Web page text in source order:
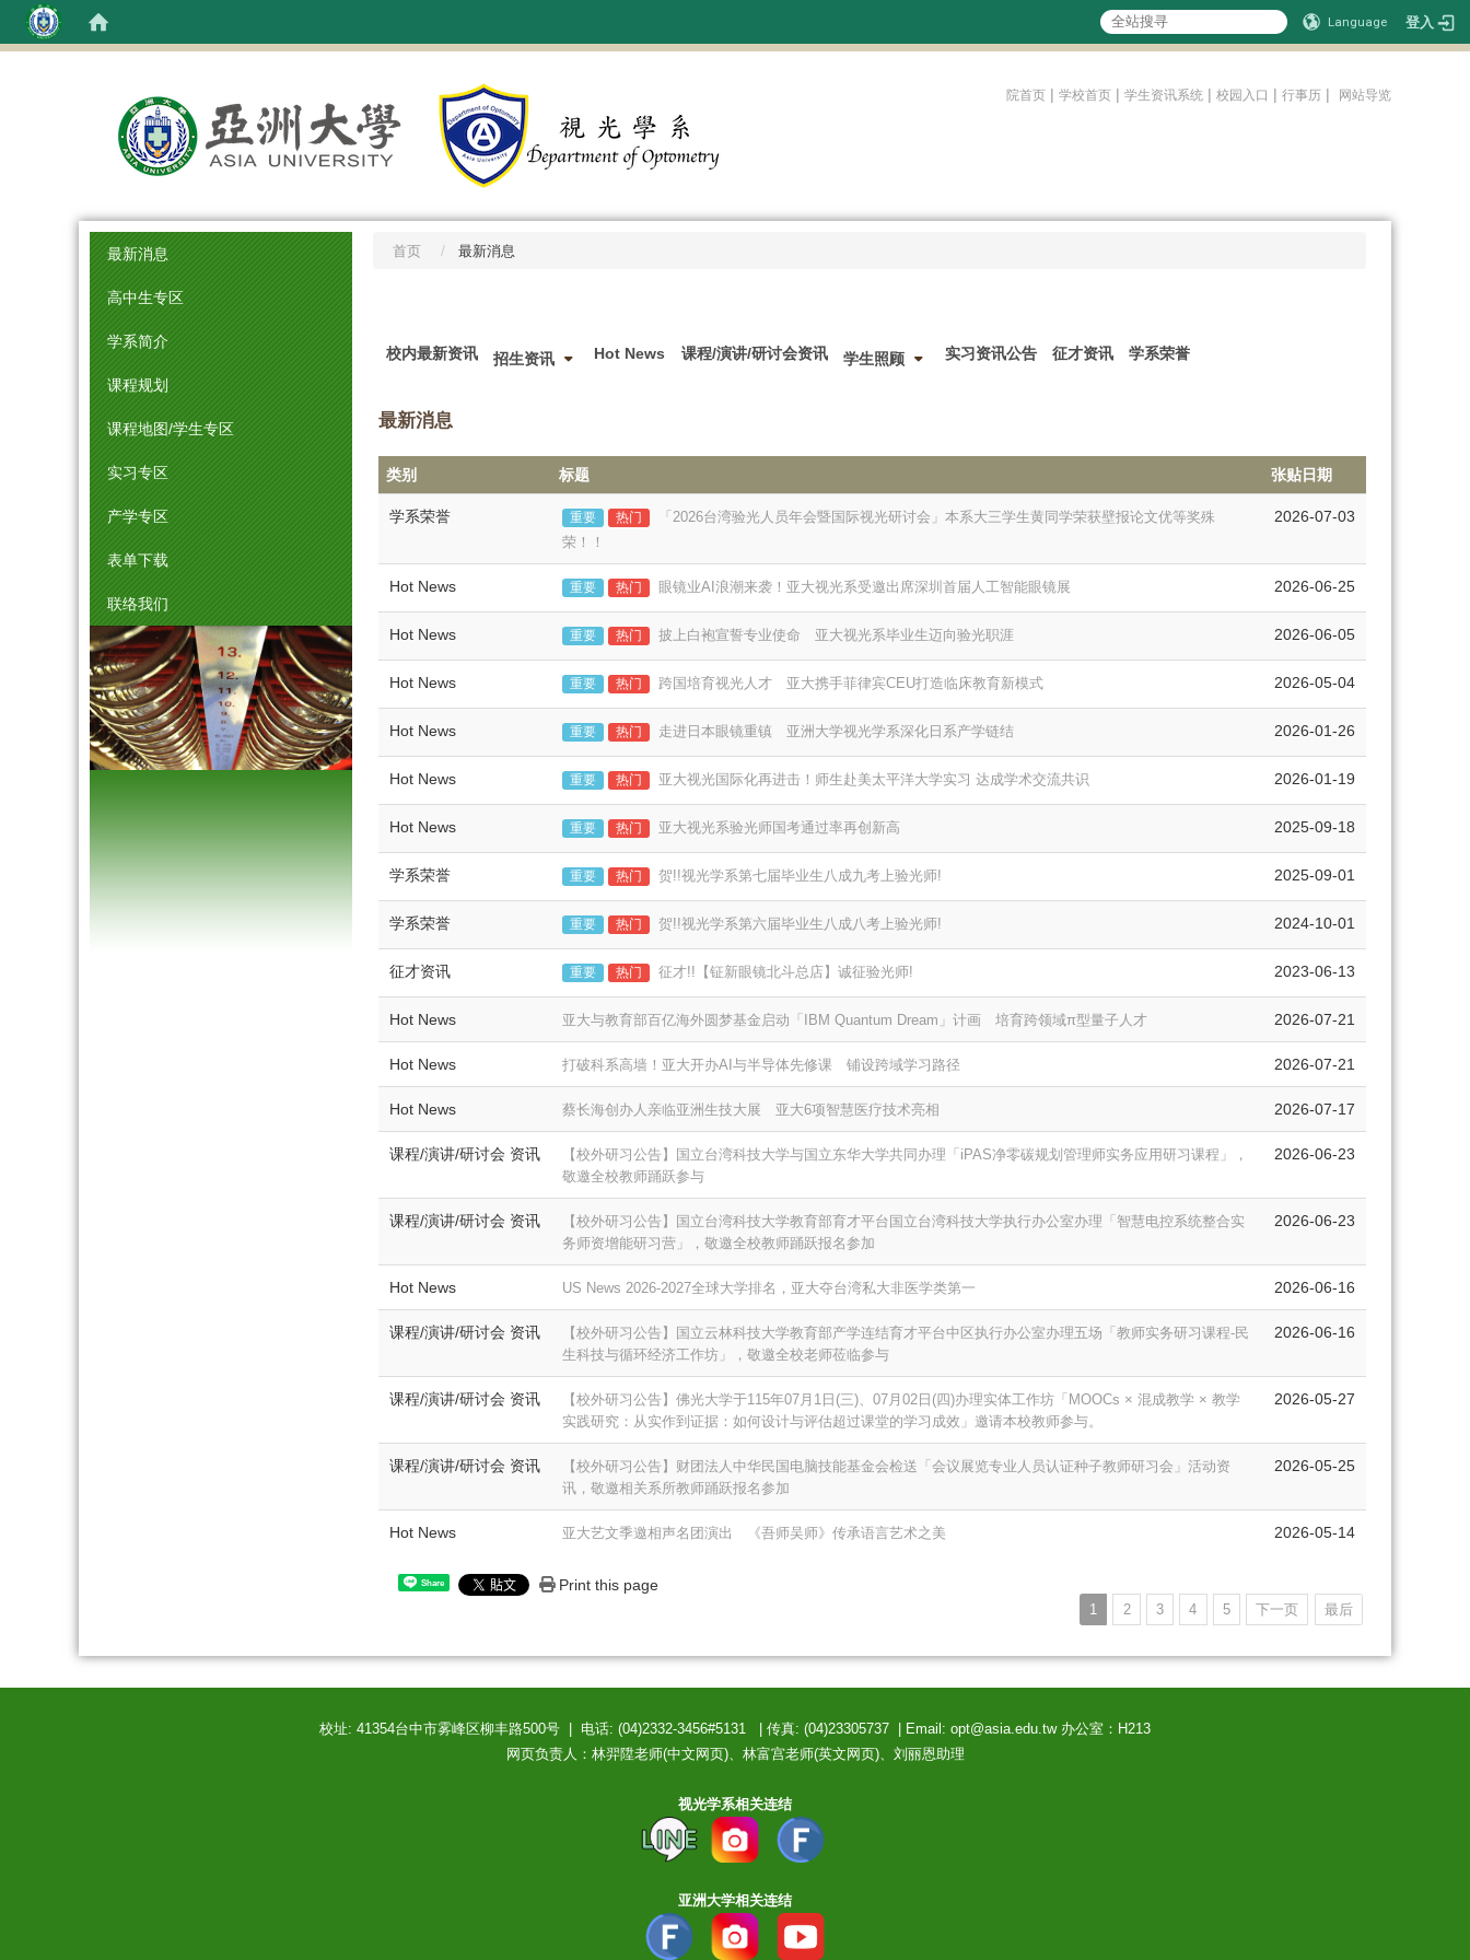
Language 登入
院首页 | 学校首页 | 学生资讯系统 | 校园入口 | 行事历 | 网站导览
最新消息
高中生专区
学系简介
课程规划
课程地图/学生专区
实习专区
产学专区
表单下载
联络我们
首页 最新消息
校内最新资讯 招生资讯 Hot News 课程/演讲/研讨会资讯 学生照顾 实习资讯公告 征才资讯 学系荣誉
最新消息
类别 标题 张贴日期
学系荣誉 重要 热门
「2026台湾验光人员年会暨国际视光研讨会」本系大三学生黄同学荣获壁报论文优等奖殊
荣！！
2026-07-03
Hot News 重要 热门 眼镜业AI浪潮来袭！亚大视光系受邀出席深圳首届人工智能眼镜展 2026-06-25
Hot News 重要 热门 披上白袍宣誓专业使命 亚大视光系毕业生迈向验光职涯 2026-06-05
Hot News 重要 热门 跨国培育视光人才 亚大携手菲律宾CEU打造临床教育新模式 2026-05-04
Hot News 重要 热门 走进日本眼镜重镇 亚洲大学视光学系深化日系产学链结 2026-01-26
Hot News 重要 热门 亚大视光国际化再进击！师生赴美太平洋大学实习 达成学术交流共识 2026-01-19
Hot News 重要 热门 亚大视光系验光师国考通过率再创新高 2025-09-18
学系荣誉 重要 热门 贺!!视光学系第七届毕业生八成九考上验光师! 2025-09-01
学系荣誉 重要 热门 贺!!视光学系第六届毕业生八成八考上验光师! 2024-10-01
征才资讯 重要 热门 征才!!【钲新眼镜北斗总店】诚征验光师! 2023-06-13
Hot News 亚大与教育部百亿海外圆梦基金启动「IBM Quantum Dream」计画 培育跨领域π型量子人才 2026-07-21
Hot News 打破科系高墙！亚大开办AI与半导体先修课 铺设跨域学习路径 2026-07-21
Hot News 蔡长海创办人亲临亚洲生技大展 亚大6项智慧医疗技术亮相 2026-07-17
课程/演讲/研讨会 资讯
【校外研习公告】国立台湾科技大学与国立东华大学共同办理「iPAS净零碳规划管理师实务应用研习课程」，
敬邀全校教师踊跃参与
2026-06-23
课程/演讲/研讨会 资讯
【校外研习公告】国立台湾科技大学教育部育才平台国立台湾科技大学执行办公室办理「智慧电控系统整合实
务师资增能研习营」，敬邀全校教师踊跃报名参加
2026-06-23
Hot News US News 2026-2027全球大学排名，亚大夺台湾私大非医学类第一 2026-06-16
课程/演讲/研讨会 资讯
【校外研习公告】国立云林科技大学教育部产学连结育才平台中区执行办公室办理五场「教师实务研习课程-民
生科技与循环经济工作坊」，敬邀全校老师莅临参与
2026-06-16
课程/演讲/研讨会 资讯
【校外研习公告】佛光大学于115年07月1日(三)、07月02日(四)办理实体工作坊「MOOCs × 混成教学 × 教学
实践研究：从实作到证据：如何设计与评估超过课堂的学习成效」邀请本校教师参与。
2026-05-27
课程/演讲/研讨会 资讯
【校外研习公告】财团法人中华民国电脑技能基金会检送「会议展览专业人员认证种子教师研习会」活动资
讯，敬邀相关系所教师踊跃报名参加
2026-05-25
Hot News 亚大艺文季邀相声名团演出 《吾师吴师》传承语言艺术之美 2026-05-14
1 2 3 4 5 下一页 最后
Share Print this page
校址: 41354台中市雾峰区柳丰路500号 | 电话: (04)2332-3456#5131 | 传真: (04)23305737 | Email: opt@asia.edu.tw 办公室：H213
网页负责人：林羿陞老师(中文网页)、林富宫老师(英文网页)、刘丽恩助理
视光学系相关连结
亚洲大学相关连结